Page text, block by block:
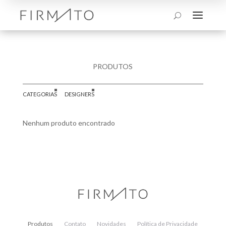
U a
PRODUTOS
CATEGORIAS DESIGNERS
Nenhum produto encontrado
Produtos Contato Novidades
Política de Privacidade